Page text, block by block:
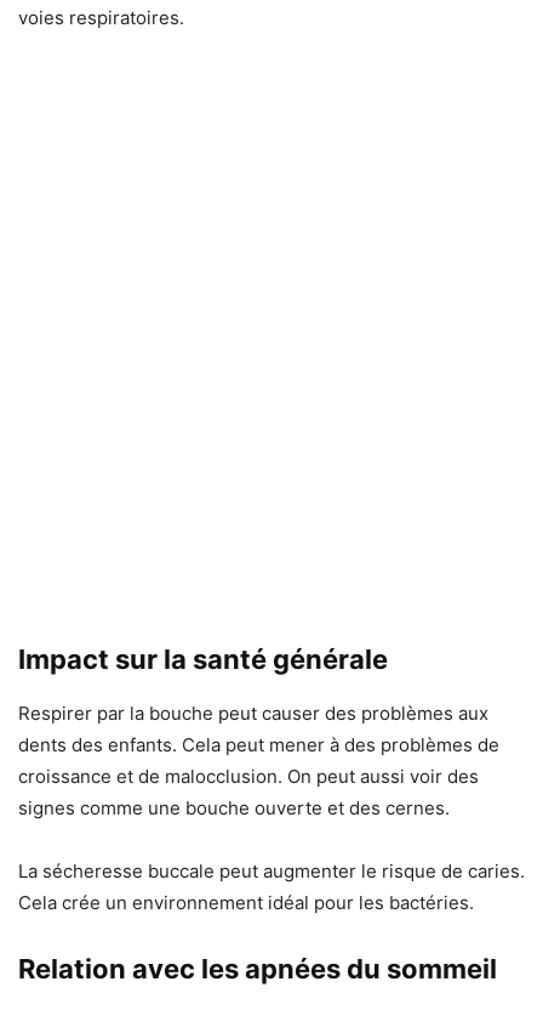
voies respiratoires.
Impact sur la santé générale
Respirer par la bouche peut causer des problèmes aux
dents des enfants. Cela peut mener à des problèmes de
croissance et de malocclusion. On peut aussi voir des
signes comme une bouche ouverte et des cernes.
La sécheresse buccale peut augmenter le risque de caries.
Cela crée un environnement idéal pour les bactéries.
Relation avec les apnées du sommeil